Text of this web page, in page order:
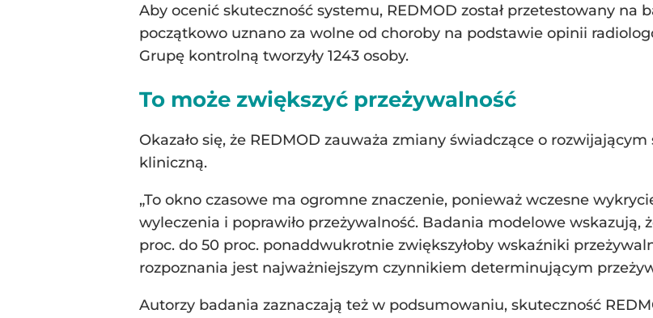
Aby ocenić skuteczność systemu, REDMOD został przetestowany na
początkowo uznano za wolne od choroby na podstawie opinii
Grupę kontrolną tworzyły 1243 osoby.
To może zwiększyć przeżywalność
Okazało się, że REDMOD zauważa zmiany świadczące o
kliniczną.
„To okno czasowe ma ogromne znaczenie, ponieważ wczesne
wyleczenia i poprawiło przeżywalność. Badania modelowe wskazują,
proc. do 50 proc. ponaddwukrotnie zwiększyłoby wskaźniki
rozpoznania jest najważniejszym czynnikiem determinującym
Autorzy badania zaznaczają też w podsumowaniu, skuteczność